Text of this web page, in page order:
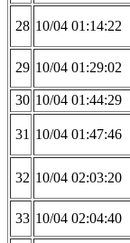
28 10/04 01:14:22
29 10/04 01:29:02
30 10/04 01:44:29
31 10/04 01:47:46
32 10/04 02:03:20
33 10/04 02:04:40